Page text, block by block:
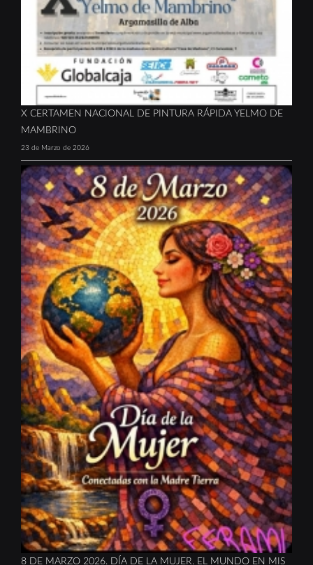
X CERTAMEN NACIONAL DE PINTURA RÁPIDA YELMO DE
MAMBRINO
23 de Marzo de 2026
8 DE MARZO 2026. DÍA DE LA MUJER. EL MUNDO EN MIS